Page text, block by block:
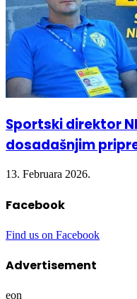
Sportski direktor
dosadašnjim
13. Februara 2026.
Facebook
Find us on Facebook
Advertisement
eon